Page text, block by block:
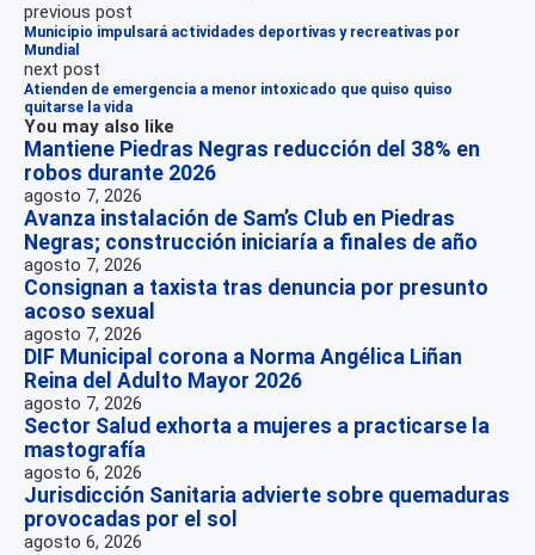
previous post
Municipio impulsará actividades deportivas y recreativas por
Mundial
next post
Atienden de emergencia a menor intoxicado que quiso quiso
quitarse la vida
You may also like
Mantiene Piedras Negras reducción del 38% en
robos durante 2026
agosto 7, 2026
Avanza instalación de Sam’s Club en Piedras
Negras; construcción iniciaría a finales de año
agosto 7, 2026
Consignan a taxista tras denuncia por presunto
acoso sexual
agosto 7, 2026
DIF Municipal corona a Norma Angélica Liñan
Reina del Adulto Mayor 2026
agosto 7, 2026
Sector Salud exhorta a mujeres a practicarse la
mastografía
agosto 6, 2026
Jurisdicción Sanitaria advierte sobre quemaduras
provocadas por el sol
agosto 6, 2026